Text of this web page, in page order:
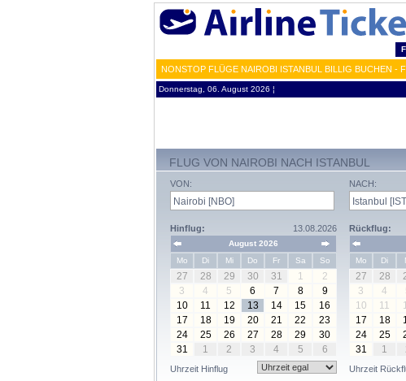
NONSTOP FLÜGE NAIROBI ISTANBUL BILLIG BUCHEN -
Donnerstag, 06. August 2026 ¦
FLUG VON NAIROBI NACH ISTANBUL
VON:
Hinflug: 13.08.2026
August 2026
Mo
Di Mi Do Fr Sa So
27 28 29 30 31 1
2
3
4 5 6 7 8
9
10
11 12 13 14 15
16
17
18 19 20 21 22
23
24
25 26 27 28 29
30
31
1 2 3 4 5 6
Uhrzeit Hinflug
NACH:
Rückflug:
Mo
Di
27 28
3
4
10
11
17
18
24
25
31
1
Uhrzeit